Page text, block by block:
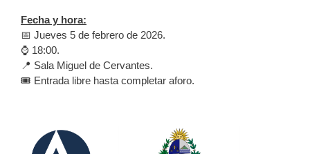
Fecha y hora:
📅 Jueves 5 de febrero de 2026.
⌚ 18:00.
📍 Sala Miguel de Cervantes.
🎟️ Entrada libre hasta completar aforo.